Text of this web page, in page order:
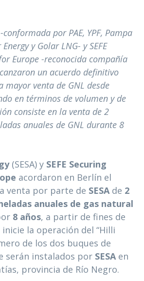
por PAE, YPF, Pampa
y Golar LNG- y SEFE
Europe -reconocida compañía
un acuerdo definitivo
mayor venta de GNL desde
en términos de volumen y de
consiste en la venta de 2
anuales de GNL durante 8
(SESA) y SEFE Securing
acordaron en Berlín el
venta por parte de SESAde 2
anuales de gas natural
8 años, a partir de fines de
inicie la operación del “Hilli
de los dos buques de
serán instalados por SESAen
provincia de Río Negro.